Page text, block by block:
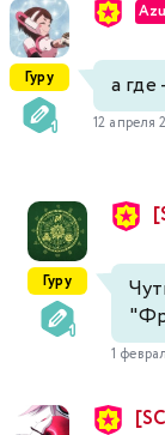
Гуру а где
12 апреля
Гуру
1